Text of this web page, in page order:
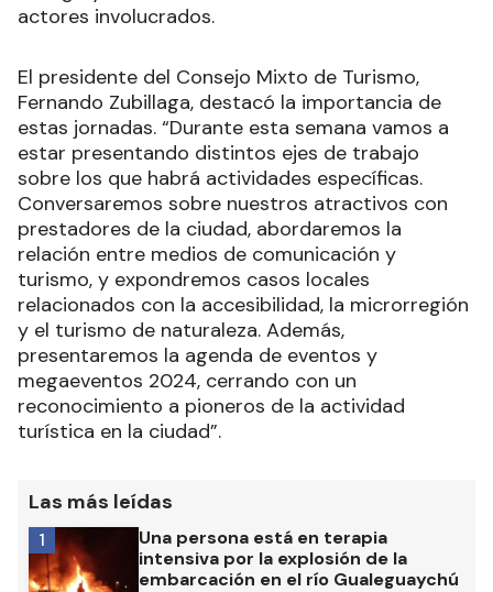
actores involucrados.
El presidente del Consejo Mixto de Turismo,
Fernando Zubillaga, destacó la importancia de
estas jornadas. “Durante esta semana vamos a
estar presentando distintos ejes de trabajo
sobre los que habrá actividades específicas.
Conversaremos sobre nuestros atractivos con
prestadores de la ciudad, abordaremos la
relación entre medios de comunicación y
turismo, y expondremos casos locales
relacionados con la accesibilidad, la microrregión
y el turismo de naturaleza. Además,
presentaremos la agenda de eventos y
megaeventos 2024, cerrando con un
reconocimiento a pioneros de la actividad
turística en la ciudad”.
Las más leídas
Una persona está en terapia
intensiva por la explosión de la
embarcación en el río Gualeguaychú
1